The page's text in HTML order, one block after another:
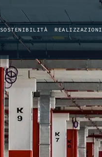
SOSTENIBILITÀ REALIZZAZIONI